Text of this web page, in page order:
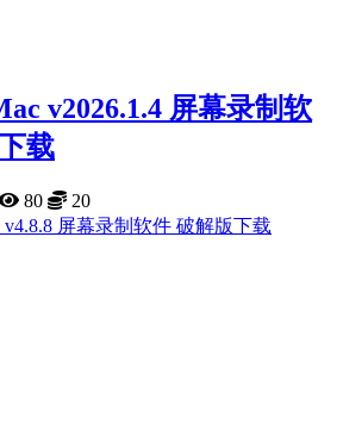
v2026.1.4 屏幕录制软
载
80 20